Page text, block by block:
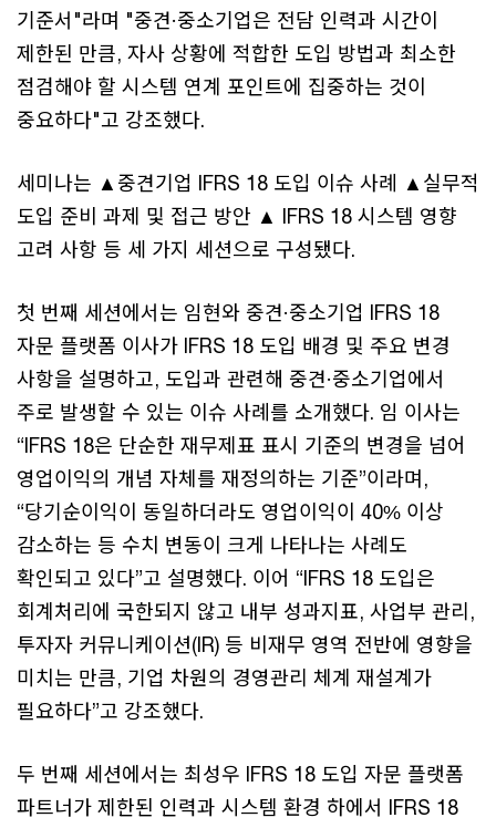
기준서"라며 "중견·중소기업은 전담 인력과 시간이
제한된 만큼, 자사 상황에 적합한 도입 방법과 최소한
점검해야 할 시스템 연계 포인트에 집중하는 것이
중요하다"고 강조했다.
세미나는 ▲중견기업 IFRS 18 도입 이슈 사례 ▲실무적
도입 준비 과제 및 접근 방안 ▲ IFRS 18 시스템 영향
고려 사항 등 세 가지 세션으로 구성됐다.
첫 번째 세션에서는 임현와 중견·중소기업 IFRS 18
자문 플랫폼 이사가 IFRS 18 도입 배경 및 주요 변경
사항을 설명하고, 도입과 관련해 중견·중소기업에서
주로 발생할 수 있는 이슈 사례를 소개했다. 임 이사는
“IFRS 18은 단순한 재무제표 표시 기준의 변경을 넘어
영업이익의 개념 자체를 재정의하는 기준”이라며,
“당기순이익이 동일하더라도 영업이익이 40% 이상
감소하는 등 수치 변동이 크게 나타나는 사례도
확인되고 있다”고 설명했다. 이어 “IFRS 18 도입은
회계처리에 국한되지 않고 내부 성과지표, 사업부 관리,
투자자 커뮤니케이션(IR) 등 비재무 영역 전반에 영향을
미치는 만큼, 기업 차원의 경영관리 체계 재설계가
필요하다”고 강조했다.
두 번째 세션에서는 최성우 IFRS 18 도입 자문 플랫폼
파트너가 제한된 인력과 시스템 환경 하에서 IFRS 18